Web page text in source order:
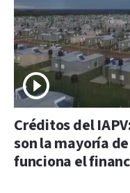
Créditos del
son la mayoría
funciona el